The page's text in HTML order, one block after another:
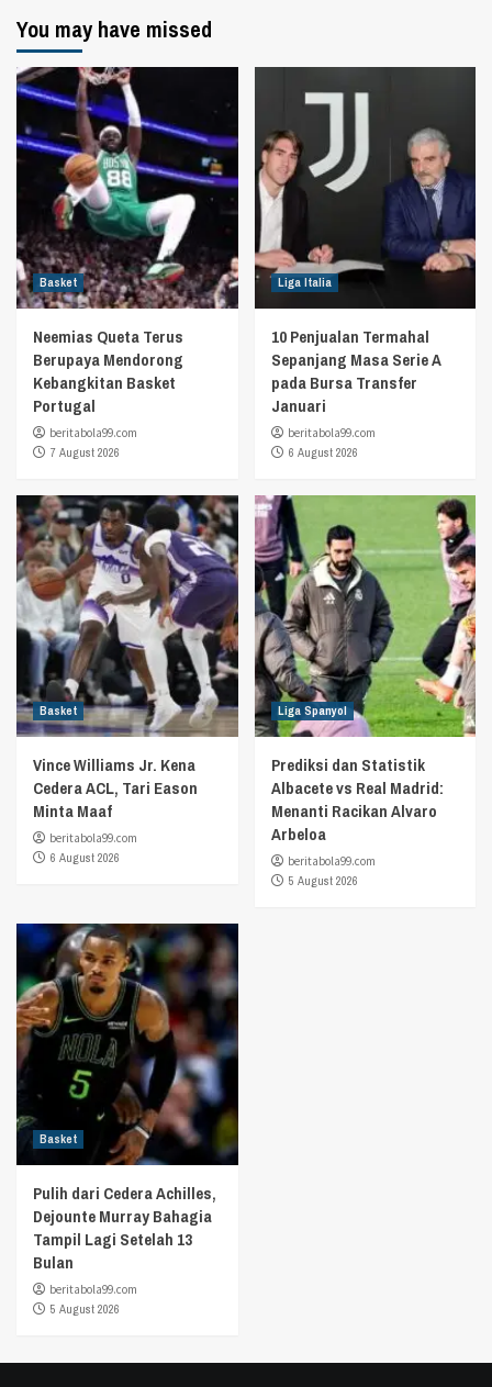
You may have missed
Basket
Neemias Queta Terus
Berupaya Mendorong
Kebangkitan Basket
Portugal
beritabola99.com
7 August 2026
Liga Italia
10 Penjualan Termahal
Sepanjang Masa Serie A
pada Bursa Transfer
Januari
beritabola99.com
6 August 2026
Basket
Vince Williams Jr. Kena
Cedera ACL, Tari Eason
Minta Maaf
beritabola99.com
6 August 2026
Liga Spanyol
Prediksi dan Statistik
Albacete vs Real Madrid:
Menanti Racikan Alvaro
Arbeloa
beritabola99.com
5 August 2026
Basket
Pulih dari Cedera Achilles,
Dejounte Murray Bahagia
Tampil Lagi Setelah 13
Bulan
beritabola99.com
5 August 2026